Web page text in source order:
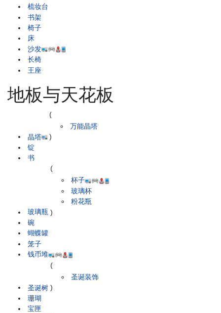
梳妆台
书架
椅子
床
沙发
长椅
王座
地板与天花板
晶塔
(
万能晶塔
)
锭
书
玻璃瓶
(
杯子
玻璃杯
粉花瓶
)
碗
蝴蝶罐
笼子
钱币堆
圣诞树
(
圣诞装饰
)
珊瑚
宝匣